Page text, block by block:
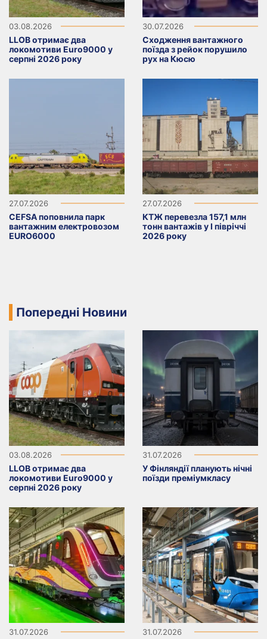
03.08.2026
LLOB отримає два
локомотиви Euro9000 у
серпні 2026 року
30.07.2026
Сходження вантажного
поїзда з рейок порушило
рух на Кюсю
27.07.2026
CEFSA поповнила парк
вантажним електровозом
EURO6000
27.07.2026
КТЖ перевезла 157,1 млн
тонн вантажів у I півріччі
2026 року
Попередні Новини
03.08.2026
LLOB отримає два
локомотиви Euro9000 у
серпні 2026 року
31.07.2026
У Фінляндії планують нічні
поїзди преміумкласу
31.07.2026 31.07.2026